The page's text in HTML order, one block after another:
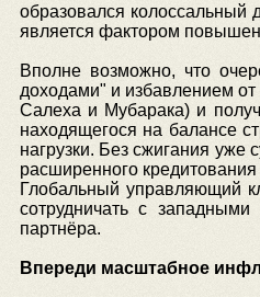
образовался
является фактором
Вполне возможно, что
доходами" и избавлением
Салеха и Мубарака) и
находящегося на балансе
нагрузки. Без сжигания
расширенного
Глобальный управляющий
сотрудничать с
партнёра.
Впереди масштабное